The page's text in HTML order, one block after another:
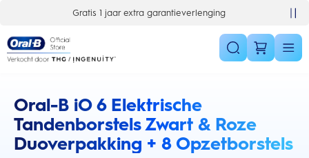
Gratis 1 jaar extra garantieverlenging
Oral-B iO 6 Elektrische
Tandenborstels Zwart & Roze
Duoverpakking + 8 Opzetborstels
this action will scroll you to the reviews section